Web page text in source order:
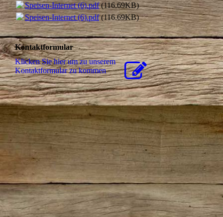
Speisen-Internet (6).pdf(116.69KB)
Speisen-Internet (6).pdf(116.69KB)
Kontaktformular
Klicken Sie hier um zu unserem
Kon­takt­for­mu­lar zu kommen